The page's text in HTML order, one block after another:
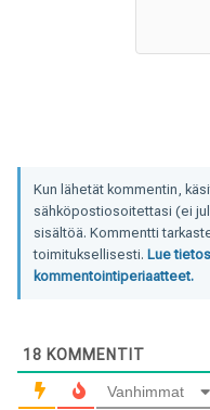
Kun lähetät kommentin,
sähköpostiosoitettasi (ei
sisältöä. Kommentti
toimituksellisesti. Lue
kommentointiperiaatteet.
18 KOMMENTIT
Vanhimmat